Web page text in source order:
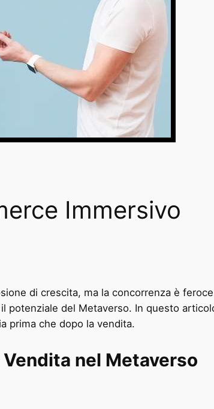
Immersivo
di crescita, ma la concorrenza è
potenziale del Metaverso. In questo
prima che dopo la vendita.
nel Metaverso